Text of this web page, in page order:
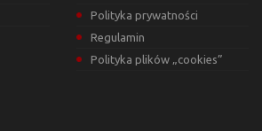
Polityka prywatności
Regulamin
Polityka plików „cookies”